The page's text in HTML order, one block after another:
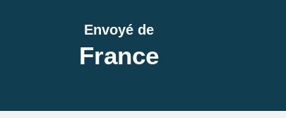
Envoyé de
France